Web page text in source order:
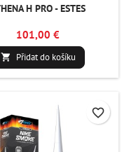
H PRO - ESTES
101,00 €
 Přidat do košíku
favorite_border